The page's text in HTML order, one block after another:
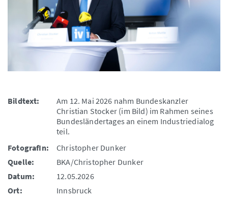
Bildtext:
Am 12. Mai 2026 nahm Bundeskanzler
Christian Stocker (im Bild) im Rahmen seines
Bundesländertages an einem Industriedialog
teil.
FotografIn:
Christopher Dunker
Quelle:
BKA/Christopher Dunker
Datum:
12.05.2026
Ort:
Innsbruck